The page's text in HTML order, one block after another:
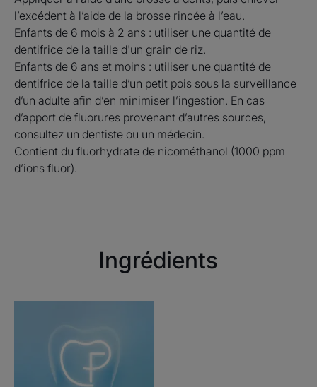
Bénéfices
• COMPLEXE FLUORINOL PROTECT+, pour aider à
renforcer l’émail des dents de lait et prévenir les caries.
• FORMULE DOUCE ET PEU ABRASIVE, adaptée aux
tout-petits pour le respect des gencives et des dents.
• FACILITE LE BROSSAGE.
Environnement
Emballage entièrement recyclable
l’excédent à l’aide de la brosse rincée à l’eau.
Enfants de 6 mois à 2 ans : utiliser une quantité de
dentifrice de la taille d'un grain de riz.
Enfants de 6 ans et moins : utiliser une quantité de
dentifrice de la taille d’un petit pois sous la surveillance
d’un adulte afin d’en minimiser l’ingestion. En cas
d’apport de fluorures provenant d’autres sources,
consultez un dentiste ou un médecin.
Contient du fluorhydrate de nicométhanol (1000 ppm
d’ions fluor).
Ingrédients